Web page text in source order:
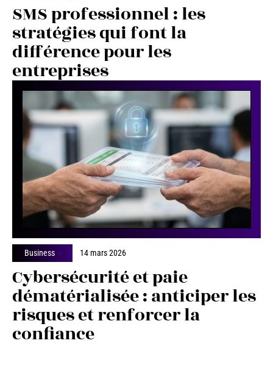
SMS professionnel : les
stratégies qui font la
différence pour les
entreprises
Business 14 mars 2026
Cybersécurité et paie
dématérialisée : anticiper les
risques et renforcer la
confiance